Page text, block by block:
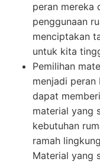
peran mereka
penggunaan
menciptakan
untuk kita
Pemilihan
menjadi peran
dapat
material yang
kebutuhan
ramah
Material yang